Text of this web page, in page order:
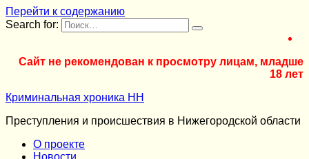
Перейти к содержанию
Search for:
Сайт не рекомендован к просмотру лицам, младше
18 лет
Криминальная хроника НН
Преступления и происшествия в Нижегородской области
О проекте
Новости